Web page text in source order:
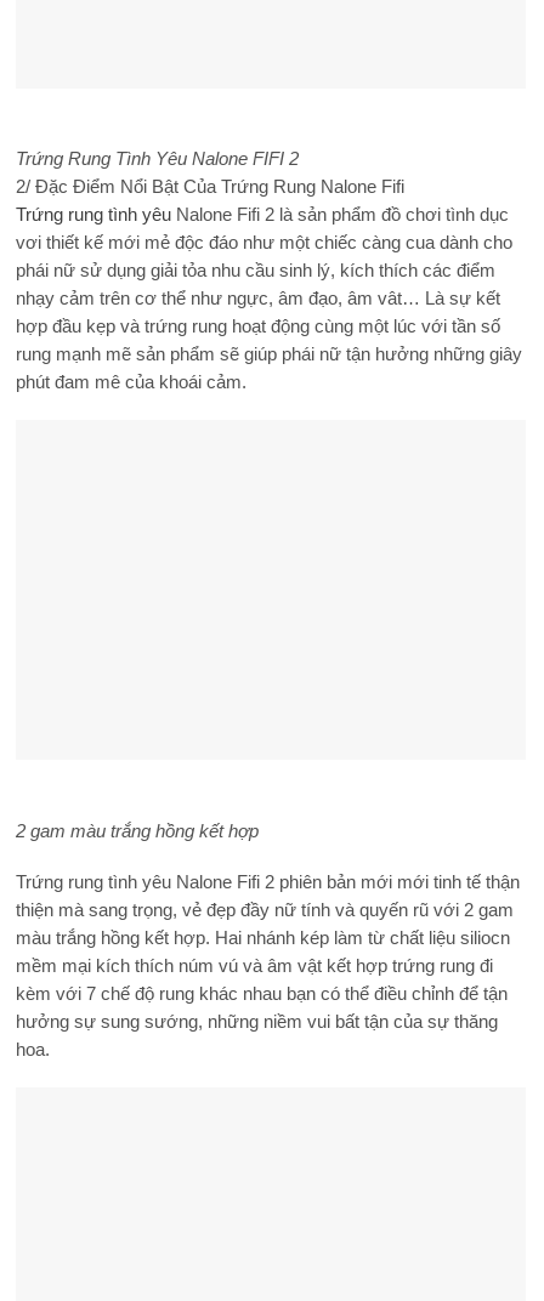
Trứng Rung Tình Yêu Nalone FIFI 2
2/ Đặc Điểm Nổi Bật Của Trứng Rung Nalone Fifi
Trứng rung tình yêu Nalone Fifi 2 là sản phẩm đồ chơi tình dục
vơi thiết kế mới mẻ độc đáo như một chiếc càng cua dành cho
phái nữ sử dụng giải tỏa nhu cầu sinh lý, kích thích các điểm
nhạy cảm trên cơ thể như ngực, âm đạo, âm vât… Là sự kết
hợp đầu kẹp và trứng rung hoạt động cùng một lúc với tần số
rung mạnh mẽ sản phẩm sẽ giúp phái nữ tận hưởng những giây
phút đam mê của khoái cảm.
2 gam màu trắng hồng kết hợp
Trứng rung tình yêu Nalone Fifi 2 phiên bản mới mới tinh tế thận
thiện mà sang trọng, vẻ đẹp đầy nữ tính và quyến rũ với 2 gam
màu trắng hồng kết hợp. Hai nhánh kép làm từ chất liệu siliocn
mềm mại kích thích núm vú và âm vật kết hợp trứng rung đi
kèm với 7 chế độ rung khác nhau bạn có thể điều chỉnh để tận
hưởng sự sung sướng, những niềm vui bất tận của sự thăng
hoa.